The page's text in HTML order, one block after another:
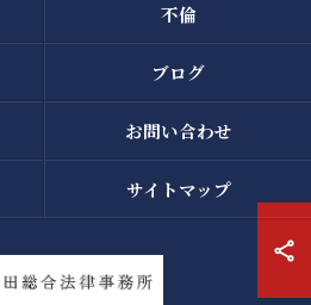
不倫
ブログ
お問い合わせ
サイトマップ